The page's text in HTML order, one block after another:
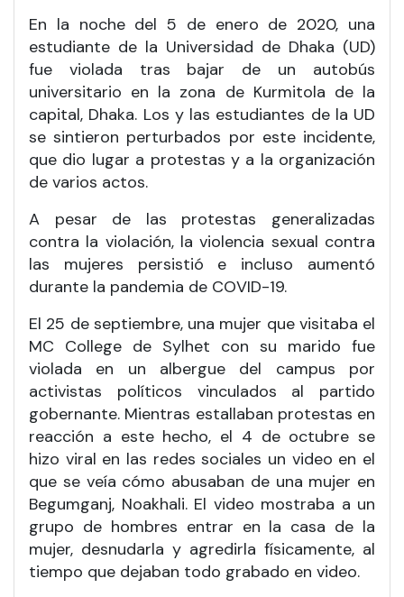
En la noche del 5 de enero de 2020, una
estudiante de la Universidad de Dhaka (UD)
fue violada tras bajar de un autobús
universitario en la zona de Kurmitola de la
capital, Dhaka. Los y las estudiantes de la UD
se sintieron perturbados por este incidente,
que dio lugar a protestas y a la organización
de varios actos.
A pesar de las protestas generalizadas
contra la violación, la violencia sexual contra
las mujeres persistió e incluso aumentó
durante la pandemia de COVID-19.
El 25 de septiembre, una mujer que visitaba el
MC College de Sylhet con su marido fue
violada en un albergue del campus por
activistas políticos vinculados al partido
gobernante. Mientras estallaban protestas en
reacción a este hecho, el 4 de octubre se
hizo viral en las redes sociales un video en el
que se veía cómo abusaban de una mujer en
Begumganj, Noakhali. El video mostraba a un
grupo de hombres entrar en la casa de la
mujer, desnudarla y agredirla físicamente, al
tiempo que dejaban todo grabado en video.